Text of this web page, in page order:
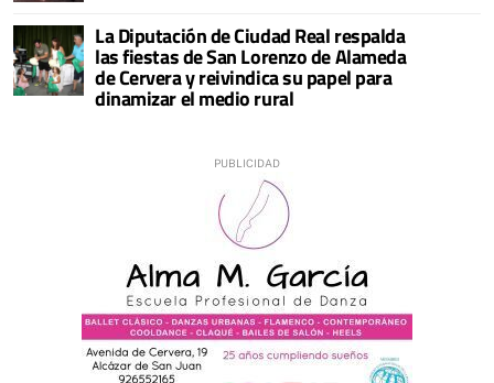
La Diputación de Ciudad Real respalda
las fiestas de San Lorenzo de Alameda
de Cervera y reivindica su papel para
dinamizar el medio rural